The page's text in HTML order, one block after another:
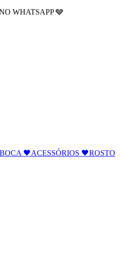
WHATSAPP 🩶
BOCA 🖤ACESSÓRIOS 🖤ROSTO